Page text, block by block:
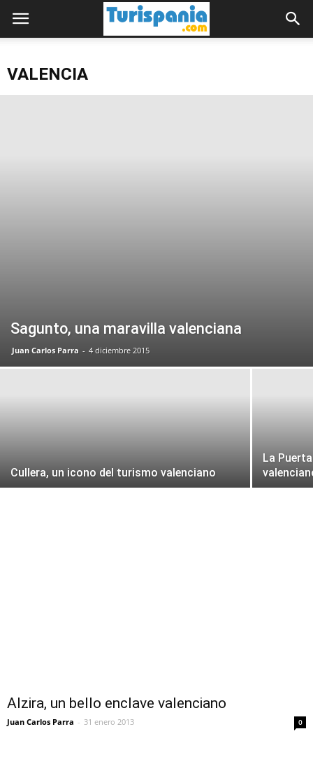
VALENCIA
Sagunto, una maravilla valenciana
Juan Carlos Parra - 4 diciembre 2015
Cullera, un icono del turismo valenciano
La
Alzira, un bello enclave valenciano
Juan Carlos Parra - 31 enero 2013 0